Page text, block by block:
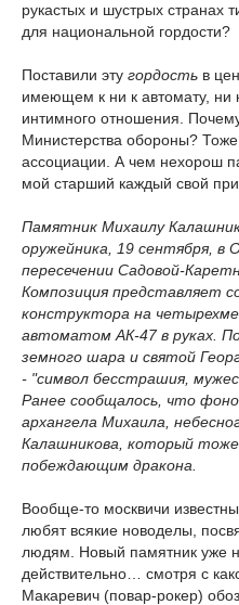
рукастых и шустрых странах
для национальной гордости?
Поставили эту гордость в
имеющем к ни к автомату, ни
интимного отношения.
Министерства обороны?
ассоциации. А чем нехорош
мой старший каждый свой
Памятник Михаилу
оружейника, 19 сентября, в
пересечении Садовой-
Композиция представляет
конструктора на
автоматом АК-47 в руках.
земного шара и святой
- "символ бесстрашия,
Ранее сообщалось, что
архангела Михаила,
Калашникова, который
побеждающим дракона.
Вообще-то москвичи
любят всякие новоделы,
людям. Новый памятник уже
действительно… смотря с
Макаревич (повар-рокер)